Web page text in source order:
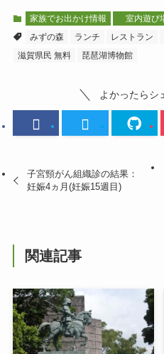
家族でお出かけ情報
室内遊び
みずの森
ランチ レストラン
滋賀県民 無料
琵琶湖博物館
よかったらシ
子宮頸がん組織診の結果：
妊娠4ヵ月(妊娠15週目)
関連記事